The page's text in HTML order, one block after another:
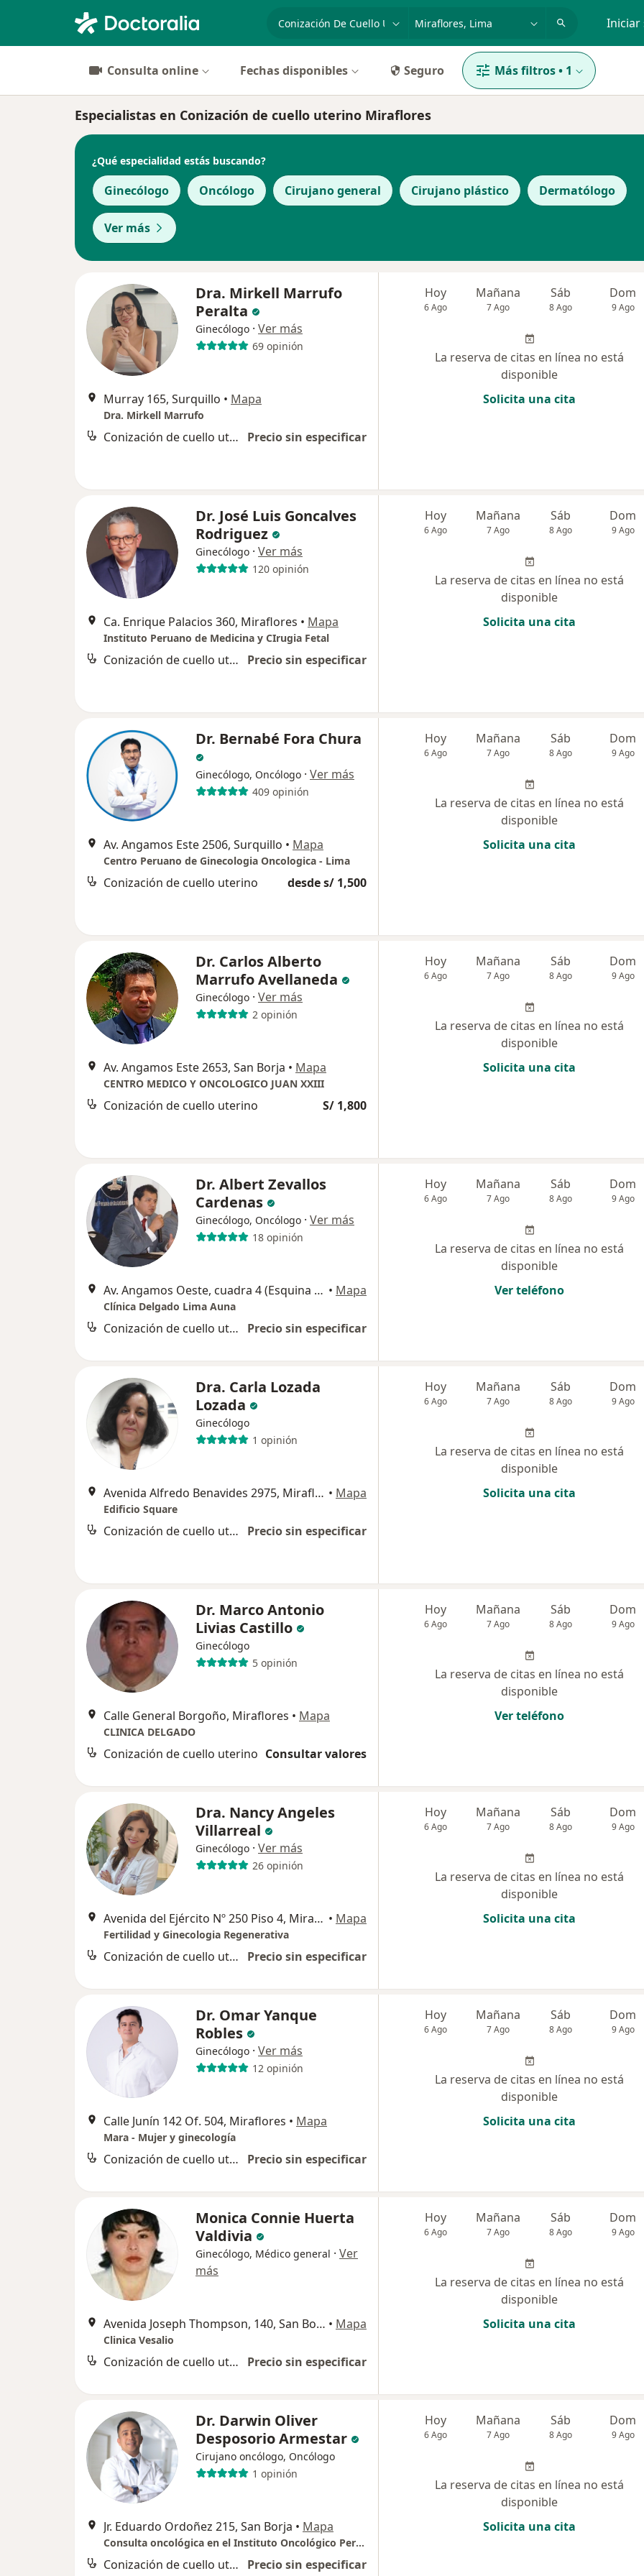
especialidad, enfermedad o nombre Iniciar
Consulta online Fechas disponibles Seguro Más filtros• 1
Especialistas en Conización de cuello uterino Miraflores
¿Qué especialidad estás buscando?
Ginecólogo Oncólogo Cirujano general Cirujano plástico Dermatólogo
Ver más
Dra. Mirkell Marrufo
Peralta
Ginecólogo · Ver más
69 opinión
Murray 165, Surquillo • Mapa
Dra. Mirkell Marrufo
Conización de cuello uterino Precio sin especificar
Hoy
6 Ago
Mañana
7 Ago
Sáb
8 Ago
Dom
9 Ago
La reserva de citas en línea no está
disponible
Solicita una cita
Dr. José Luis Goncalves
Rodriguez
Ginecólogo · Ver más
120 opinión
Ca. Enrique Palacios 360, Miraflores • Mapa
Instituto Peruano de Medicina y CIrugia Fetal
Conización de cuello uterino Precio sin especificar
Hoy
6 Ago
Mañana
7 Ago
Sáb
8 Ago
Dom
9 Ago
La reserva de citas en línea no está
disponible
Solicita una cita
Dr. Bernabé Fora Chura
Ginecólogo, Oncólogo · Ver más
409 opinión
Av. Angamos Este 2506, Surquillo • Mapa
Centro Peruano de Ginecologia Oncologica - Lima
Conización de cuello uterino desde s/ 1,500
Hoy
6 Ago
Mañana
7 Ago
Sáb
8 Ago
Dom
9 Ago
La reserva de citas en línea no está
disponible
Solicita una cita
Dr. Carlos Alberto
Marrufo Avellaneda
Ginecólogo · Ver más
2 opinión
Av. Angamos Este 2653, San Borja • Mapa
CENTRO MEDICO Y ONCOLOGICO JUAN XXIII
Conización de cuello uterino S/ 1,800
Hoy
6 Ago
Mañana
7 Ago
Sáb
8 Ago
Dom
9 Ago
La reserva de citas en línea no está
disponible
Solicita una cita
Dr. Albert Zevallos
Cardenas
Ginecólogo, Oncólogo · Ver más
18 opinión
Av. Angamos Oeste, cuadra 4 (Esquina con la calle General Borgoño), Miraflores • Mapa
Clínica Delgado Lima Auna
Conización de cuello uterino Precio sin especificar
Hoy
6 Ago
Mañana
7 Ago
Sáb
8 Ago
Dom
9 Ago
La reserva de citas en línea no está
disponible
Ver teléfono
Dra. Carla Lozada
Lozada
Ginecólogo
1 opinión
Avenida Alfredo Benavides 2975, Miraflores • Mapa
Edificio Square
Conización de cuello uterino Precio sin especificar
Hoy
6 Ago
Mañana
7 Ago
Sáb
8 Ago
Dom
9 Ago
La reserva de citas en línea no está
disponible
Solicita una cita
Dr. Marco Antonio
Livias Castillo
Ginecólogo
5 opinión
Calle General Borgoño, Miraflores • Mapa
CLINICA DELGADO
Conización de cuello uterino Consultar valores
Hoy
6 Ago
Mañana
7 Ago
Sáb
8 Ago
Dom
9 Ago
La reserva de citas en línea no está
disponible
Ver teléfono
Dra. Nancy Angeles
Villarreal
Ginecólogo · Ver más
26 opinión
Avenida del Ejército Nº 250 Piso 4, Miraflores • Mapa
Fertilidad y Ginecologia Regenerativa
Conización de cuello uterino Precio sin especificar
Hoy
6 Ago
Mañana
7 Ago
Sáb
8 Ago
Dom
9 Ago
La reserva de citas en línea no está
disponible
Solicita una cita
Dr. Omar Yanque
Robles
Ginecólogo · Ver más
12 opinión
Calle Junín 142 Of. 504, Miraflores • Mapa
Mara - Mujer y ginecología
Conización de cuello uterino Precio sin especificar
Hoy
6 Ago
Mañana
7 Ago
Sáb
8 Ago
Dom
9 Ago
La reserva de citas en línea no está
disponible
Solicita una cita
Monica Connie Huerta
Valdivia
Ginecólogo, Médico general · Ver
más
Avenida Joseph Thompson, 140, San Borja • Mapa
Clinica Vesalio
Conización de cuello uterino Precio sin especificar
Hoy
6 Ago
Mañana
7 Ago
Sáb
8 Ago
Dom
9 Ago
La reserva de citas en línea no está
disponible
Solicita una cita
Dr. Darwin Oliver
Desposorio Armestar
Cirujano oncólogo, Oncólogo
1 opinión
Jr. Eduardo Ordoñez 215, San Borja • Mapa
Consulta oncológica en el Instituto Oncológico Peruano //
Conización de cuello uterino Precio sin especificar
Hoy
6 Ago
Mañana
7 Ago
Sáb
8 Ago
Dom
9 Ago
La reserva de citas en línea no está
disponible
Solicita una cita